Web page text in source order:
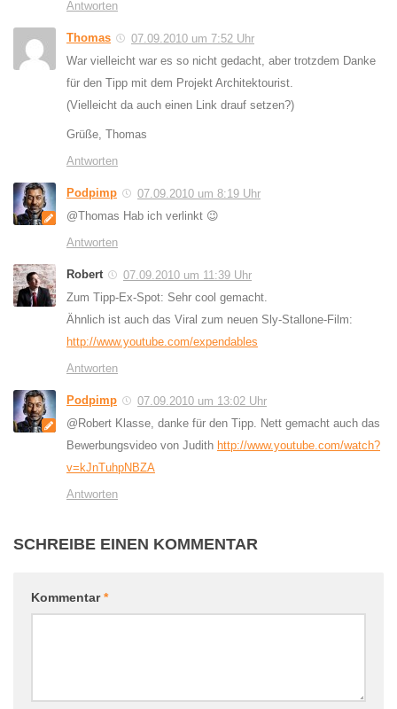
Antworten
Thomas
07.09.2010 um 7:52 Uhr
War vielleicht war es so nicht gedacht, aber trotzdem Danke
für den Tipp mit dem Projekt Architektourist.
(Vielleicht da auch einen Link drauf setzen?)
Grüße, Thomas
Antworten
Podpimp
07.09.2010 um 8:19 Uhr
@Thomas Hab ich verlinkt 😉
Antworten
Robert
07.09.2010 um 11:39 Uhr
Zum Tipp-Ex-Spot: Sehr cool gemacht.
Ähnlich ist auch das Viral zum neuen Sly-Stallone-Film:
http://www.youtube.com/expendables
Antworten
Podpimp
07.09.2010 um 13:02 Uhr
@Robert Klasse, danke für den Tipp. Nett gemacht auch das
Bewerbungsvideo von Judith http://www.youtube.com/watch?
v=kJnTuhpNBZA
Antworten
SCHREIBE EINEN KOMMENTAR
Kommentar*